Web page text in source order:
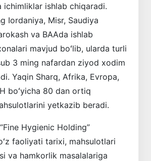
ishlab chiqaradi.
Iordaniya, Misr, Saudiya
va BAAda ishlab
mavjud boʻlib, ularda turli
3 ming nafardan ziyod xodim
Yaqin Sharq, Afrika, Evropa,
boʻyicha 80 dan ortiq
yetkazib beradi.
Hygienic Holding”
faoliyati tarixi, mahsulotlari
va hamkorlik masalalariga